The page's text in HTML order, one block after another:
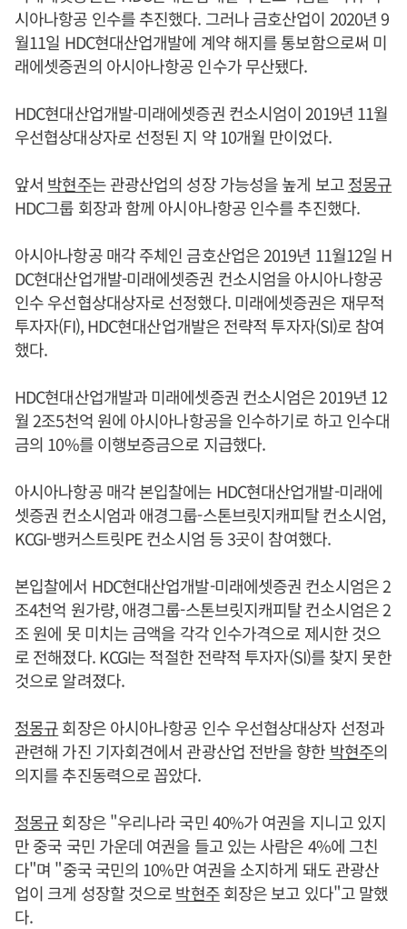
시아나항공 인수를 추진했다. 그러나 금호산업이 2020년 9
월11일 HDC현대산업개발에 계약 해지를 통보함으로써 미
래에셋증권의 아시아나항공 인수가 무산됐다.
HDC현대산업개발-미래에셋증권 컨소시엄이 2019년 11월
우선협상대상자로 선정된 지 약 10개월 만이었다.
앞서 박현주는 관광산업의 성장 가능성을 높게 보고정몽규
HDC그룹 회장과 함께 아시아나항공 인수를 추진했다.
아시아나항공 매각 주체인 금호산업은 2019년 11월12일 H
DC현대산업개발-미래에셋증권 컨소시엄을 아시아나항공
인수 우선협상대상자로 선정했다. 미래에셋증권은 재무적
투자자(FI), HDC현대산업개발은 전략적 투자자(SI)로 참여
했다.
HDC현대산업개발과 미래에셋증권 컨소시엄은 2019년 12
월 2조5천억 원에 아시아나항공을 인수하기로 하고 인수대
금의 10%를 이행보증금으로 지급했다.
아시아나항공 매각 본입찰에는 HDC현대산업개발-미래에
셋증권 컨소시엄과 애경그룹-스톤브릿지캐피탈 컨소시엄,
KCGI-뱅커스트릿PE 컨소시엄 등 3곳이 참여했다.
본입찰에서 HDC현대산업개발-미래에셋증권 컨소시엄은 2
조4천억 원가량, 애경그룹-스톤브릿지캐피탈 컨소시엄은 2
조 원에 못 미치는 금액을 각각 인수가격으로 제시한 것으
로 전해졌다. KCGI는 적절한 전략적 투자자(SI)를 찾지 못한
것으로 알려졌다.
정몽규회장은 아시아나항공 인수 우선협상대상자 선정과
관련해 가진 기자회견에서 관광산업 전반을 향한 박현주의
의지를 추진동력으로 꼽았다.
정몽규회장은 "우리나라 국민 40%가 여권을 지니고 있지
만 중국 국민 가운데 여권을 들고 있는 사람은 4%에 그친
다"며 "중국 국민의 10%만 여권을 소지하게 돼도 관광산
업이 크게 성장할 것으로박현주회장은 보고 있다"고 말했
다.